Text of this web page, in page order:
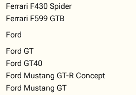
Ferrari F430 Spider
Ferrari F599 GTB
Ford
Ford GT
Ford GT40
Ford Mustang GT-R Concept
Ford Mustang GT